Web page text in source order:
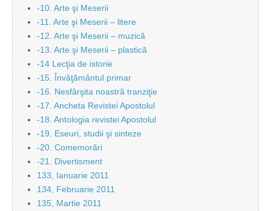
-10. Arte şi Meserii
-11. Arte şi Meserii – litere
-12. Arte şi Meserii – muzică
-13. Arte şi Meserii – plastică
-14 Lecţia de istorie
-15. Învăţământul primar
-16. Nesfârşita noastră tranziţie
-17. Ancheta Revistei Apostolul
-18. Antologia revistei Apostolul
-19. Eseuri, studii şi sinteze
-20. Comemorări
-21. Divertisment
133, Ianuarie 2011
134, Februarie 2011
135, Martie 2011